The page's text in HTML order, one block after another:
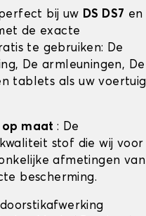
bij uw DS DS7 en
de exacte
te gebruiken: De
De armleuningen, De
tablets als uw voertuig
op maat: De
stof die wij voor
afmetingen van
bescherming.